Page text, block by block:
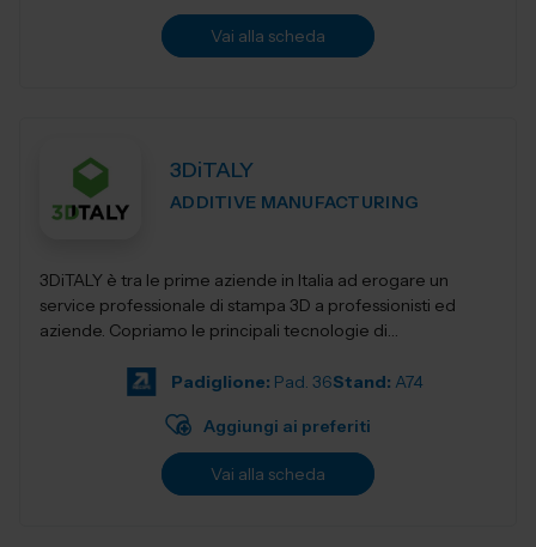
Vai alla scheda
3DiTALY
ADDITIVE MANUFACTURING
3DiTALY è tra le prime aziende in Italia ad erogare un
service professionale di stampa 3D a professionisti ed
aziende. Copriamo le principali tecnologie di
Padiglione: Pad. 36Stand: A74
Aggiungi ai preferiti
Vai alla scheda